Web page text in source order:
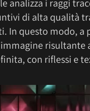
analizza i raggi
di alta qualità
In questo modo, a
risultante
con riflessi e